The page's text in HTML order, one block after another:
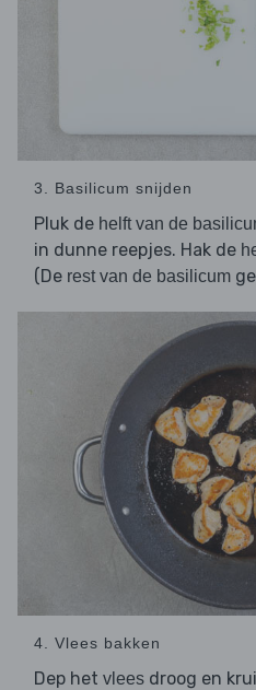
3. Basilicum snijden
Pluk de helft van de
in dunne reepjes. Hak de
(De rest van de basilicum
4. Vlees bakken
Dep het vlees droog en